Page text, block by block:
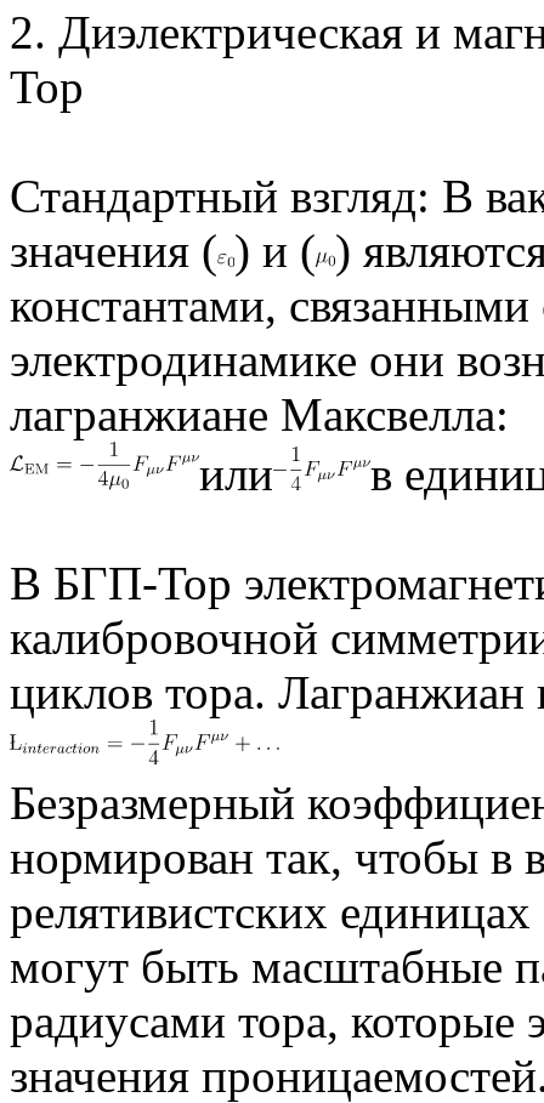
2. Диэлектрическая и
Тор
Стандартный взгляд: В
значения ( ) и ( )
константами, связанными
электродинамике они
лагранжиане Максвелла:
или
в
В БГП-Тор
калибровочной
циклов тора. Лагранжиан
Безразмерный
нормирован так, чтобы в
релятивистских единицах
могут быть масштабные
радиусами тора, которые
значения